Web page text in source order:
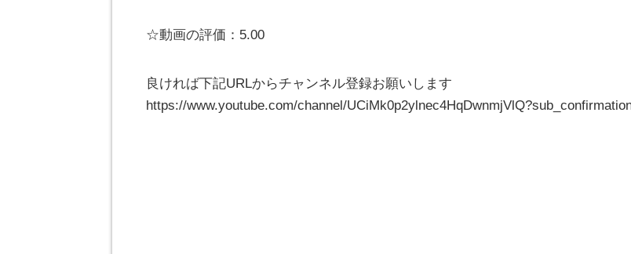
☆動画の評価：5.00
良ければ下記URLからチャンネル登録お願いします
https://www.youtube.com/channel/